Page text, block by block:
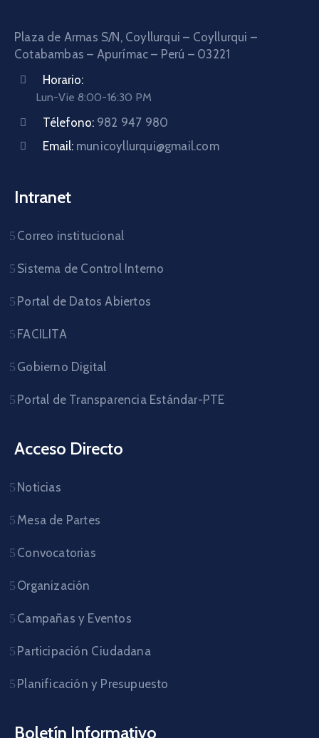
Plaza de Armas S/N, Coyllurqui – Coyllurqui –
Cotabambas – Apurímac – Perú – 03221
Horario:
Lun-Vie 8:00-16:30 PM
Télefono: 982 947 980
Email: municoyllurqui@gmail.com
Intranet
Correo institucional
Sistema de Control Interno
Portal de Datos Abiertos
FACILITA
Gobierno Digital
Portal de Transparencia Estándar-PTE
Acceso Directo
Noticias
Mesa de Partes
Convocatorias
Organización
Campañas y Eventos
Participación Ciudadana
Planificación y Presupuesto
Boletín Informativo